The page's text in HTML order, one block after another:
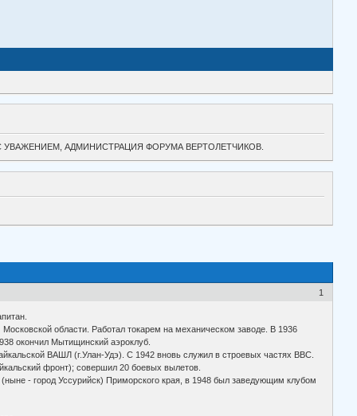
УВАЖЕНИЕМ, АДМИНИСТРАЦИЯ ФОРУМА ВЕРТОЛЕТЧИКОВ.
1
области. Работал токарем на механическом заводе. В 1936
окончил Мытищинский аэроклуб.
ВАШЛ (г.Улан-Удэ). С 1942 вновь служил в строевых частях ВВС.
фронт); совершил 20 боевых вылетов.
- город Уссурийск) Приморского края, в 1948 был заведующим клубом